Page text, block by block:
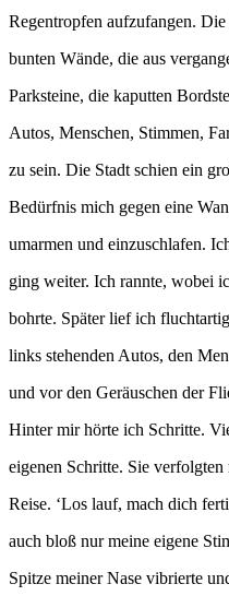
Regentropfen aufzufangen.
bunten Wände, die aus
Parksteine, die kaputten
Autos, Menschen, Stimmen,
zu sein. Die Stadt schien ein
Bedürfnis mich gegen eine
umarmen und einzuschlafen.
ging weiter. Ich rannte, wobei
bohrte. Später lief ich
links stehenden Autos, den
und vor den Geräuschen der
Hinter mir hörte ich Schritte.
eigenen Schritte. Sie
Reise. ‘Los lauf, mach dich
auch bloß nur meine eigene
Spitze meiner Nase vibrierte